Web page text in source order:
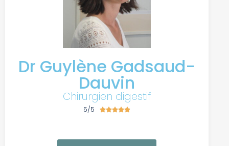
Dr Guylène Gadsaud-
Dauvin
Chirurgien digestif
5/5 